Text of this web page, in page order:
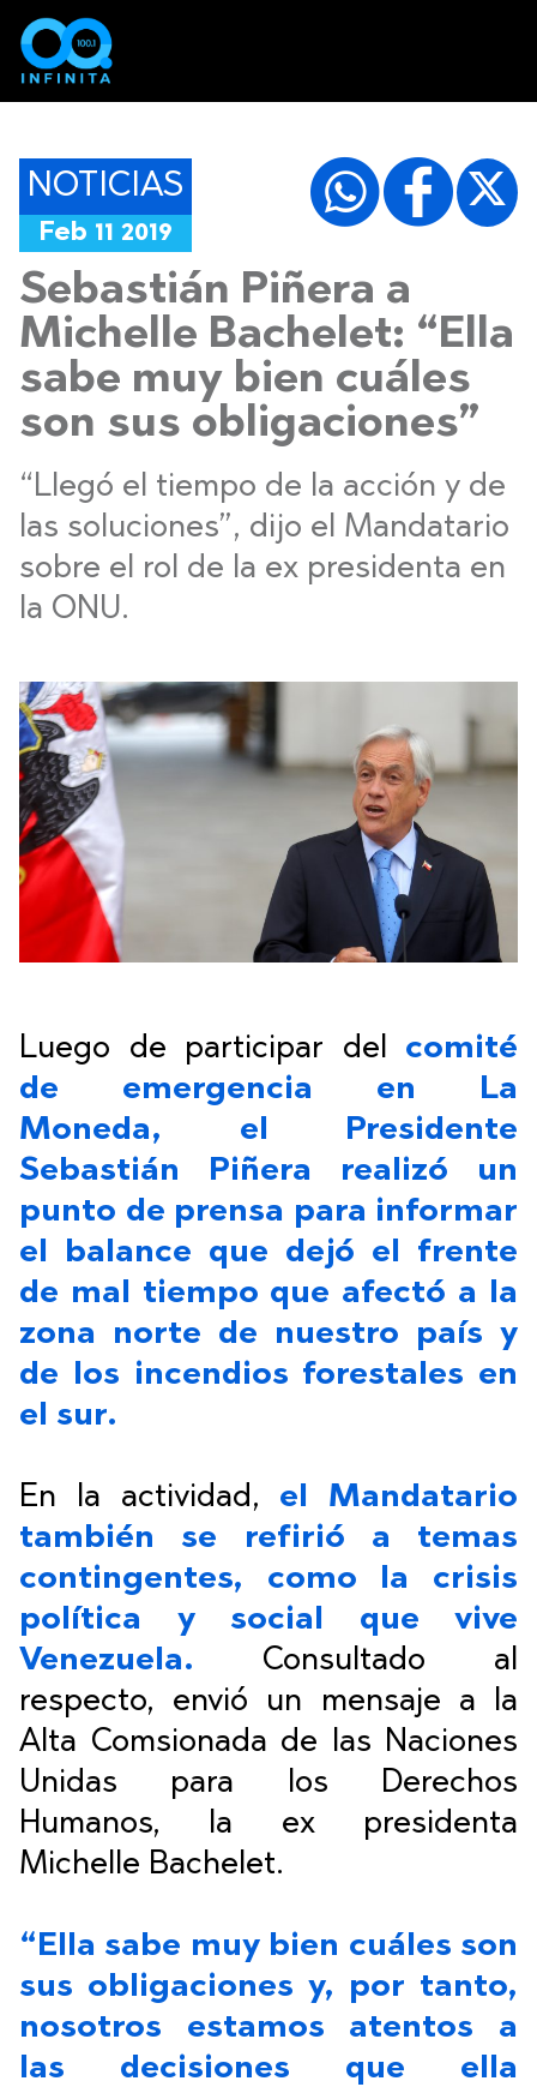
NOTICIAS
Feb 11 2019
Sebastián Piñera a
Michelle Bachelet: “Ella
sabe muy bien cuáles
son sus obligaciones”
“Llegó el tiempo de la acción y de
las soluciones”, dijo el Mandatario
sobre el rol de la ex presidenta en
la ONU.
Luego de participar del comité
de emergencia en La
Moneda, el Presidente
Sebastián Piñera realizó un
punto de prensa para informar
el balance que dejó el frente
de mal tiempo que afectó a la
zona norte de nuestro país y
de los incendios forestales en
el sur.
En la actividad,
el Mandatario
también se refirió a temas
contingentes, como la crisis
política y social que vive
Venezuela. Consultado al
respecto, envió un mensaje a la
Alta Comsionada de las Naciones
Unidas para los Derechos
Humanos, la ex presidenta
Michelle Bachelet.
“Ella sabe muy bien cuáles son
sus obligaciones y, por tanto,
nosotros estamos atentos a
las decisiones que ella